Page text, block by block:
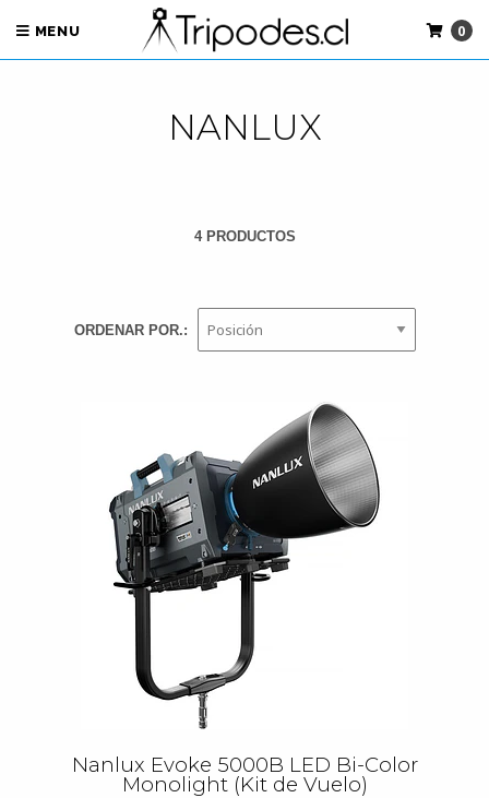
MENU 0
NANLUX
4 PRODUCTOS
ORDENAR POR.:
Nanlux Evoke 5000B LED Bi-Color
Monolight (Kit de Vuelo)